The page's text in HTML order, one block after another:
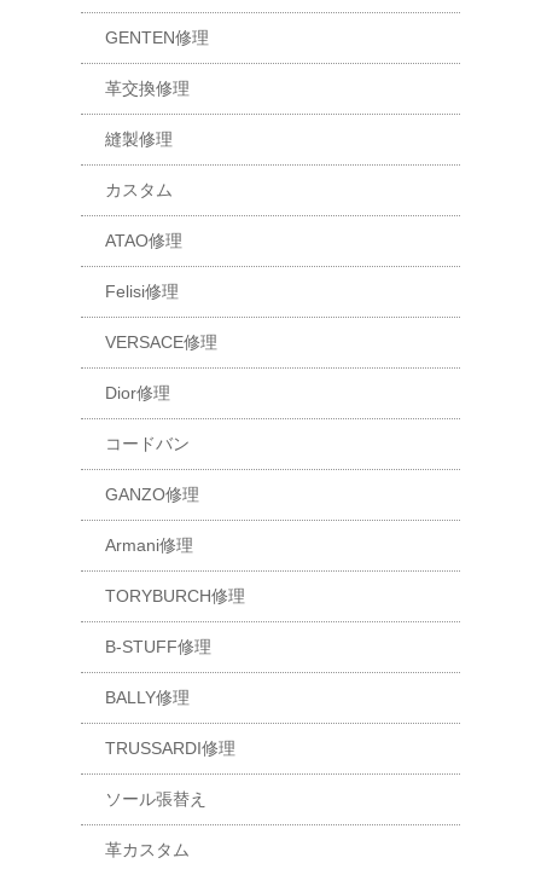
GENTEN修理
革交換修理
縫製修理
カスタム
ATAO修理
Felisi修理
VERSACE修理
Dior修理
コードバン
GANZO修理
Armani修理
TORYBURCH修理
B-STUFF修理
BALLY修理
TRUSSARDI修理
ソール張替え
革カスタム